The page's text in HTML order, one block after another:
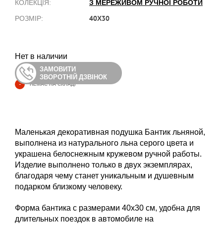
КОЛЕКЦІЯ: З МЕРЕЖИВОМ РУЧНОЇ РОБОТИ
РОЗМІР: 40Х30
Нет в наличии
ЗАМОВИТИ
ЗВОРОТНІЙ ДЗВІНОК
- НЕМАЄ НА СКЛАДІ
Маленькая декоративная подушка Бантик льняной,
выполнена из натурального льна серого цвета и
украшена белоснежным кружевом ручной работы.
Изделие выполнено только в двух экземплярах,
благодаря чему станет уникальным и душевным
подарком близкому человеку.
Форма бантика с размерами 40х30 см, удобна для
длительных поездок в автомобиле на